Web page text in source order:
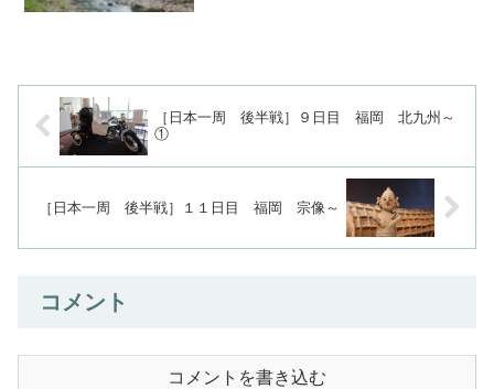
［日本一周 後半戦］９日目 福岡 北九州～
①
［日本一周 後半戦］１１日目 福岡 宗像～
コメント
コメントを書き込む